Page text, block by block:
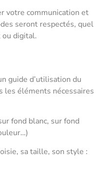
votre communication et
seront respectés, quel
ou digital.
guide d’utilisation du
les éléments nécessaires
fond blanc, sur fond
sa taille, son style :